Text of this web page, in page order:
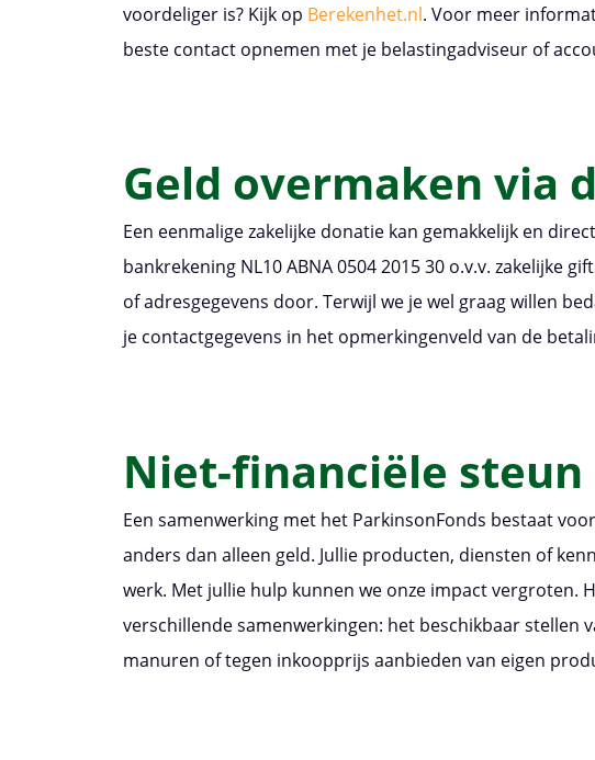
voordeliger is? Kijk op Berekenhet.nl. Voor meer
beste contact opnemen met je belastingadviseur of
​Geld overmaken via
Een eenmalige zakelijke donatie kan gemakkelijk en
bankrekening NL10 ABNA 0504 2015 30 o.v.v. zakelijke
of adresgegevens door. Terwijl we je wel graag willen
je contactgegevens in het opmerkingenveld van de
Niet-financiële steun
Een samenwerking met het ParkinsonFonds bestaat
anders dan alleen geld. Jullie producten, diensten of
werk. Met jullie hulp kunnen we onze impact vergroten.
verschillende samenwerkingen: het beschikbaar stellen
manuren of tegen inkoopprijs aanbieden van eigen